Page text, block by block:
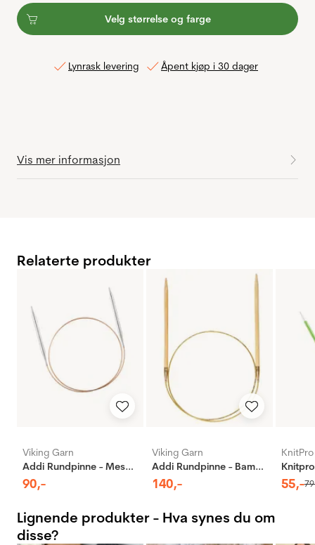
Velg størrelse og farge
Lynrask levering Åpent kjøp i 30 dager
Vis mer informasjon
Relaterte produkter
Viking Garn
Addi Rundpinne - Messing
90,-
Viking Garn
Addi Rundpinne - Bambus
140,-
KnitPro
55,-79
Lignende produkter - Hva synes du om
disse?